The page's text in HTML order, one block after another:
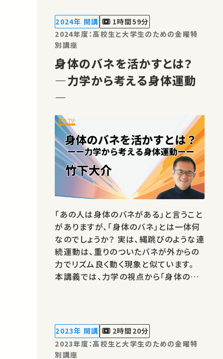
2024年 開講
1時間59分
2024年度：高校生と大学生のための金曜特
別講座
身体のバネを活かすとは？
―力学から考える身体運動
―
「あの人は身体のバネがある」と言うこと
がありますが、「身体のバネ」とは一体何
なのでしょうか？ 実は、縄跳びのような連
続運動は、重りのついたバネが外からの
力でリズム良く動く現象と似ています。
本講義では、力学の視点から「身体のバ
金曜特別講座 ★あなたのシェアが、ほか
の誰かの学びに繋がるか…
2023年 開講
2時間20分
2023年度：高校生と大学生のための金曜特
別講座